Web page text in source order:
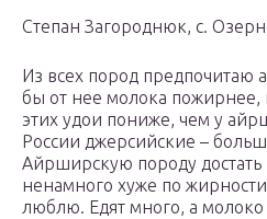
Степан Загороднюк, с.
Из всех пород предпочитаю
бы от нее молока пожирнее,
этих удои пониже, чем у
России джерсийские –
Айрширскую породу
ненамного хуже по
люблю. Едят много, а